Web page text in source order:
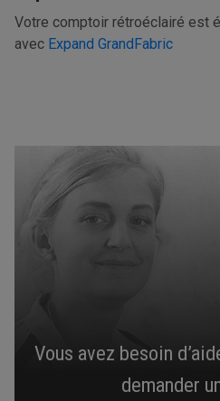
Votre comptoir rétroéclairé est
avec Expand GrandFabric
Vous avez besoin
demander